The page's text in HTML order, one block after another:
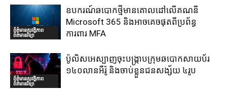
ព័ត៌មានសុវត្ថិភាព
ព័ត៌មានវិទ្យា
ឧបករណ៍ឆបោកថ្មីមានគោលដៅលើគណនី
Microsoft 365 និងអាចគេចផុតពីប្រព័ន្ធ
ការពារ MFA
ព័ត៌មានសុវត្ថិភាព
ព័ត៌មានវិទ្យា
ប៉ូលិសអេស្បាញចុះបង្រ្កាបក្រុមឆបោកសាយប័រ
១៤០លានអឺរ៉ូ និងចាប់ខ្លួនជនសង្ស័យ ៤រូប